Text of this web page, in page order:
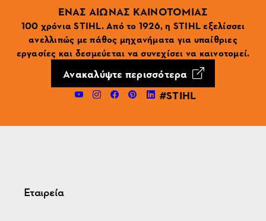
ΕΝΑΣ ΑΙΩΝΑΣ ΚΑΙΝΟΤΟΜΙΑΣ
100 χρόνια STIHL. Από το 1926, η STIHL εξελίσσει
ανελλιπώς με πάθος μηχανήματα για υπαίθριες
εργασίες και δεσμεύεται να συνεχίσει να καινοτομεί.
Ανακαλύψτε περισσότερα
#STIHL
Εταιρεία